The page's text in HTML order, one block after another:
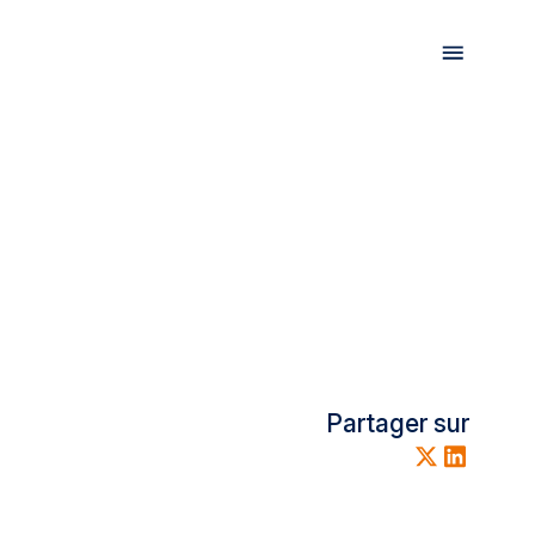
Partager sur